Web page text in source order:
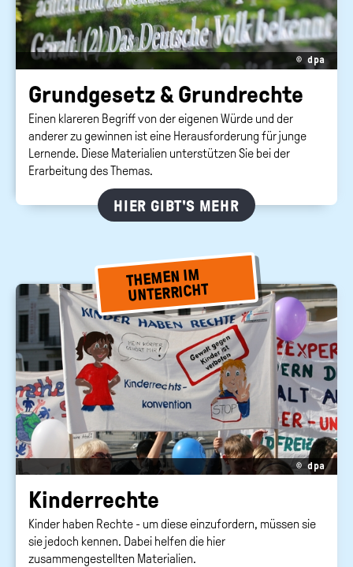
© dpa
Grund­ge­setz & Grund­rech­te
Einen klareren Begriff von der eigenen Würde und der
anderer zu gewinnen ist eine Herausforderung für junge
Lernende. Diese Materialien unterstützen Sie bei der
Erarbeitung des Themas.
HIER GIBT'S MEHR
THEMEN IM
UNTERRICHT
© dpa
Kin­der­rech­te
Kinder haben Rechte - um diese einzufordern, müssen sie
sie jedoch kennen. Dabei helfen die hier
zusammengestellten Materialien.